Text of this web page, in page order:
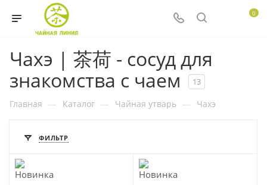
0
Чахэ | 茶荷 - сосуд для
знакомства с чаем
13
Главная — Каталог — Чайная утварь — Чахэ
ФИЛЬТР